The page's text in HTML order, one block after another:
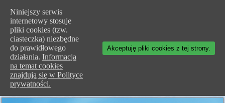
Niniejszy serwis
internetowy stosuje
pliki cookies (tzw.
ciasteczka) niezbędne
do prawidłowego
działania. Informacja
na temat cookies
znajdują się w Polityce
prywatności.
Akceptuję pliki cookies z tej strony.